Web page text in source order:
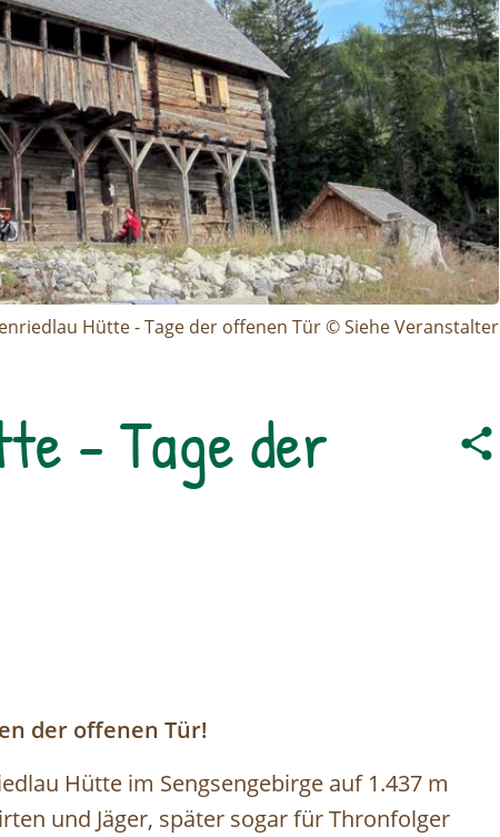
Hütte - Tage der offenen Tür © Siehe Veranstalter
- Tage der
der offenen Tür!
Hütte im Sengsengebirge auf 1.437 m
und Jäger, später sogar für Thronfolger